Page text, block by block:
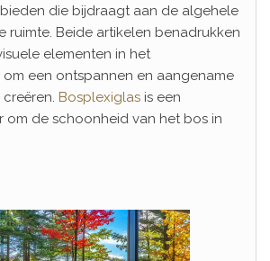
die bijdraagt aan de algehele
ruimte. Beide artikelen benadrukken
elementen in het
een ontspannen en aangename
Bosplexiglas is een
om de schoonheid van het bos in